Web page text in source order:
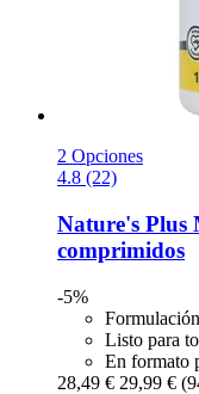
2 Opciones
4.8 (22)
Nature's Plus
comprimidos
-5%
Listo para
En formato
28,49 € 29,99 €